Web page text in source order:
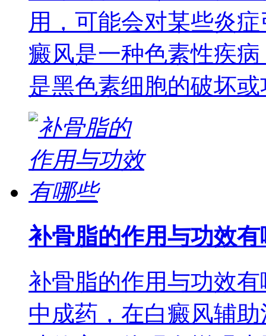
用，可能会对某些炎
癜风是一种色素性疾
是黑色素细胞的破坏
补骨脂的作用与功效有
补骨脂的作用与功效
中成药，在白癜风辅